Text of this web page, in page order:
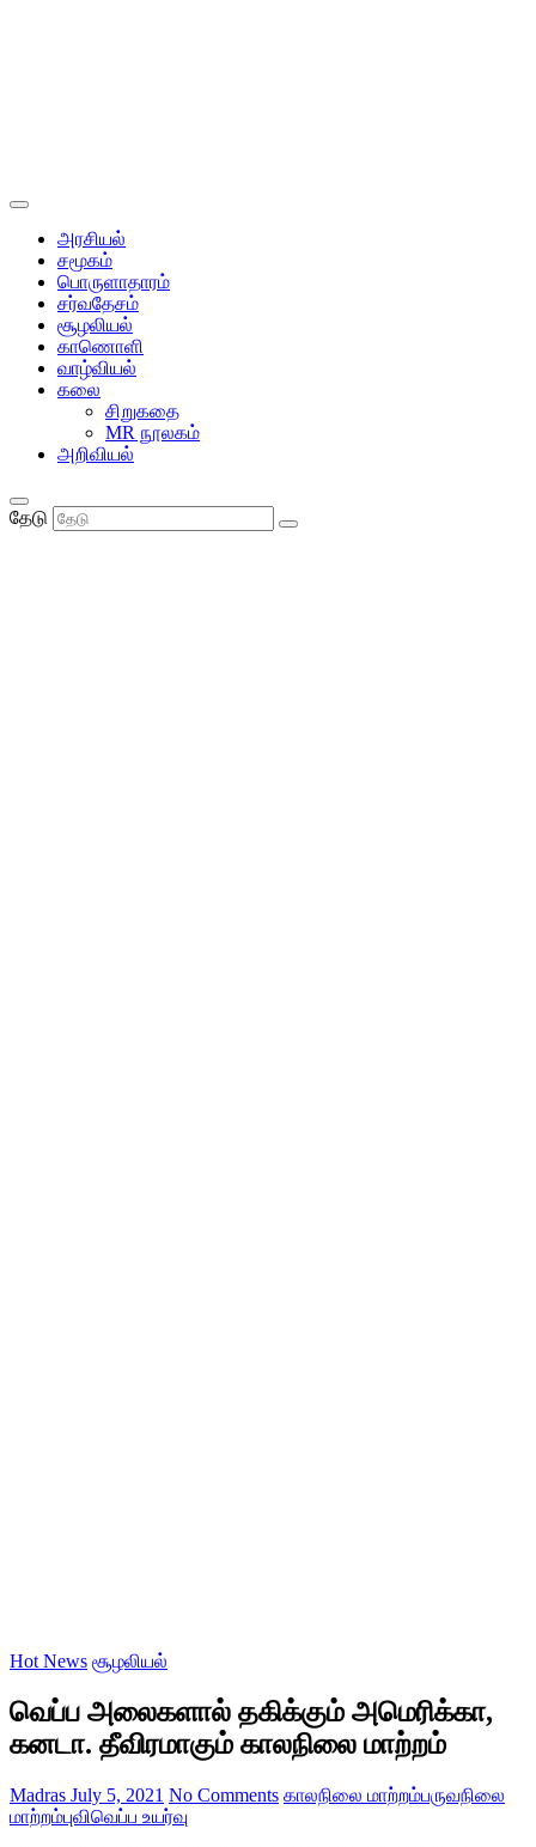
அரசியல்
சமூகம்
பொருளாதாரம்
சர்வதேசம்
சூழலியல்
காணொளி
வாழ்வியல்
கலை
சிறுகதை
MR நூலகம்
அறிவியல்
தேடு
Hot News சூழலியல்
வெப்ப அலைகளால் தகிக்கும் அமெரிக்கா,
கனடா. தீவிரமாகும் காலநிலை மாற்றம்
Madras July 5, 2021 No Comments காலநிலை மாற்றம்பருவநிலை
மாற்றம்புவிவெப்ப உயர்வு